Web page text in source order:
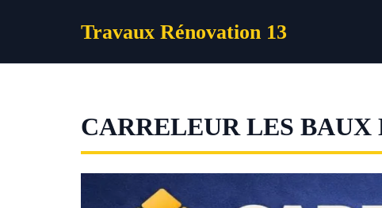
Travaux Rénovation 13
CARRELEUR LES BAUX